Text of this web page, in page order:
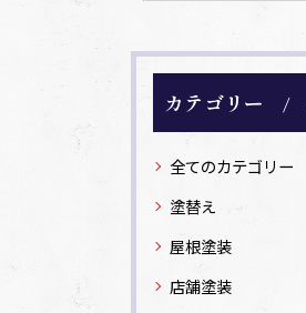
カテゴリー
全てのカテゴリー
塗替え
屋根塗装
店舗塗装